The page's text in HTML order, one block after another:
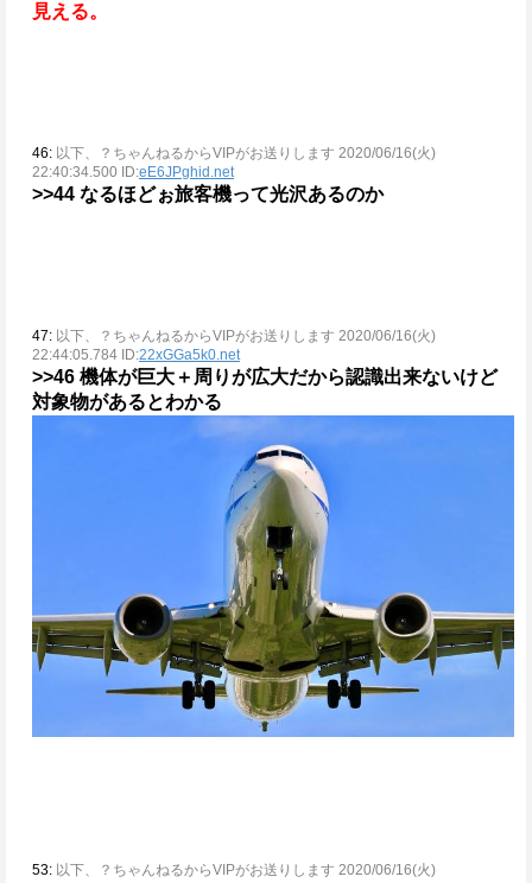
見える。
46: 以下、？ちゃんねるからVIPがお送りします 2020/06/16(火)
22:40:34.500 ID:eE6JPghid.net
>>44 なるほどぉ旅客機って光沢あるのか
47: 以下、？ちゃんねるからVIPがお送りします 2020/06/16(火)
22:44:05.784 ID:22xGGa5k0.net
>>46 機体が巨大＋周りが広大だから認識出来ないけど
対象物があるとわかる
53: 以下、？ちゃんねるからVIPがお送りします 2020/06/16(火)